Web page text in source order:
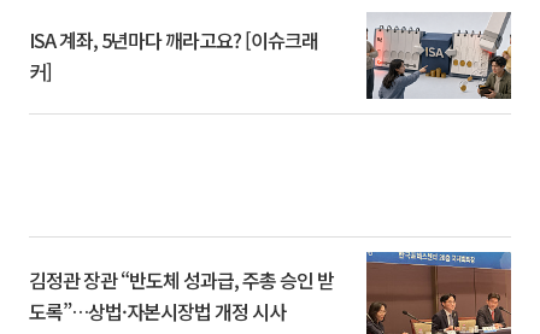
ISA 계좌, 5년마다 깨라고요? [이슈크래
커]
김정관 장관 “반도체 성과급, 주총 승인 받
도록”…상법·자본시장법 개정 시사